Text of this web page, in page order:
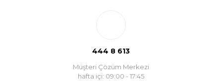
444 8 613
Müşteri Çözüm Merkezi
hafta içi: 09:00 - 17:45